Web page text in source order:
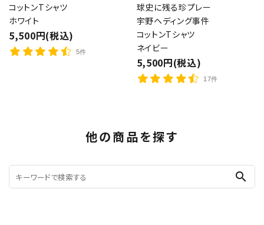
コットンTシャツ
ホワイト
5,500円(税込)
5件
球史に残る珍プレー
宇野ヘディング事件
コットンTシャツ
ネイビー
5,500円(税込)
17件
他の商品を探す
search